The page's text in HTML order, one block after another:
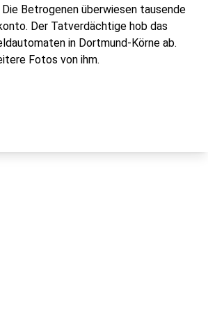
Betrogenen überwiesen tausende
Der Tatverdächtige hob das
in Dortmund-Körne ab.
Fotos von ihm.